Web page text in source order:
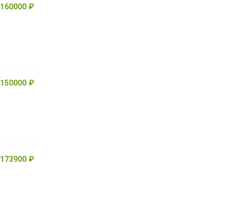
160000 ₽
150000 ₽
173900 ₽